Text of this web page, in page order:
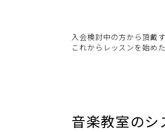
入会検討中の方から頂戴
これからレッスンを始め
音楽教室のシ